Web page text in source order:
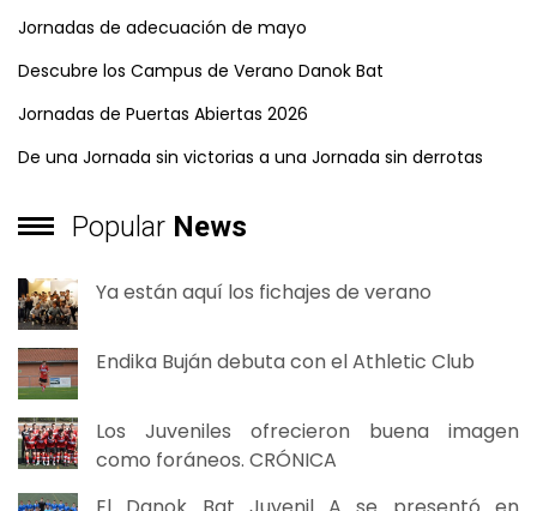
Jornadas de adecuación de mayo
Descubre los Campus de Verano Danok Bat
Jornadas de Puertas Abiertas 2026
De una Jornada sin victorias a una Jornada sin derrotas
Popular News
Ya están aquí los fichajes de verano
Endika Buján debuta con el Athletic Club
Los Juveniles ofrecieron buena imagen
como foráneos. CRÓNICA